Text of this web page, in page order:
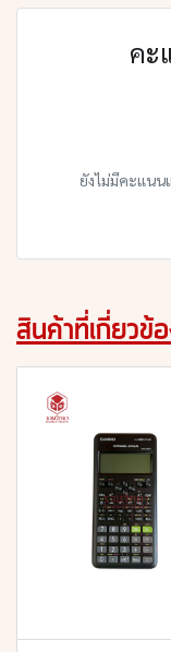
คะ
ยังไม่มีคะแนน
สินค้าที่เกี่ยวข้